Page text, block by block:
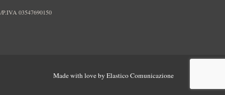
P.IVA 03547690150
Made with love by Elastico Comunicazione